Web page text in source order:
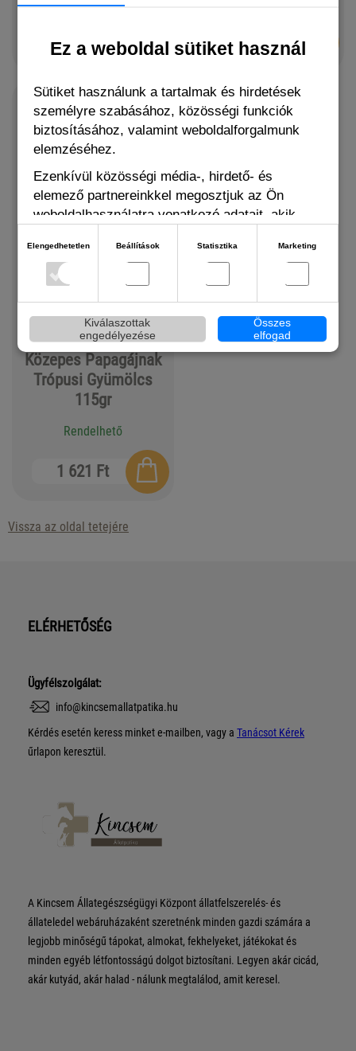
Ez a weboldal sütiket használ
Sütiket használunk a tartalmak és hirdetések
személyre szabásához, közösségi funkciók
biztosításához, valamint weboldalforgalmunk
elemzéséhez.
Ezenkívül közösségi média-, hirdető- és
elemező partnereinkkel megosztjuk az Ön
weboldalhasználatra vonatkozó adatait, akik
amelyeket Ön adott meg számukra vagy az Ön
által használt más szolgáltatásokból gyűjtöttek.
Elengedhetetlen Beállítások Statisztika Marketing
Kiválaszottak
engedélyezése
Összes
elfogad
958 Ft 1 499 Ft
Nestor Dupla Rúd
Közepes Papagájnak
Trópusi Gyümölcs
115gr
Rendelhető
1 621 Ft
Vissza az oldal tetejére
ELÉRHETŐSÉG
Ügyfélszolgálat:
info@kincsemallatpatika.hu
Kérdés esetén keress minket e-mailben, vagy a Tanácsot Kérek
űrlapon keresztül.
A Kincsem Állategészségügyi Központ állatfelszerelés- és
állateledel webáruházaként szeretnénk minden gazdi számára a
legjobb minőségű tápokat, almokat, fekhelyeket, játékokat és
minden egyéb létfontosságú dolgot biztosítani. Legyen akár cicád,
akár kutyád, akár halad - nálunk megtalálod, amit keresel.